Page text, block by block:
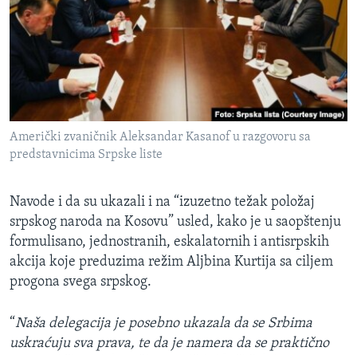
Američki zvaničnik Aleksandar Kasanof u razgovoru sa
predstavnicima Srpske liste
Navode i da su ukazali i na “izuzetno težak položaj
srpskog naroda na Kosovu” usled, kako je u saopštenju
formulisano, jednostranih, eskalatornih i antisrpskih
akcija koje preduzima režim Aljbina Kurtija sa ciljem
progona svega srpskog.
“Naša delegacija je posebno ukazala da se Srbima
uskraćuju sva prava, te da je namera da se praktično